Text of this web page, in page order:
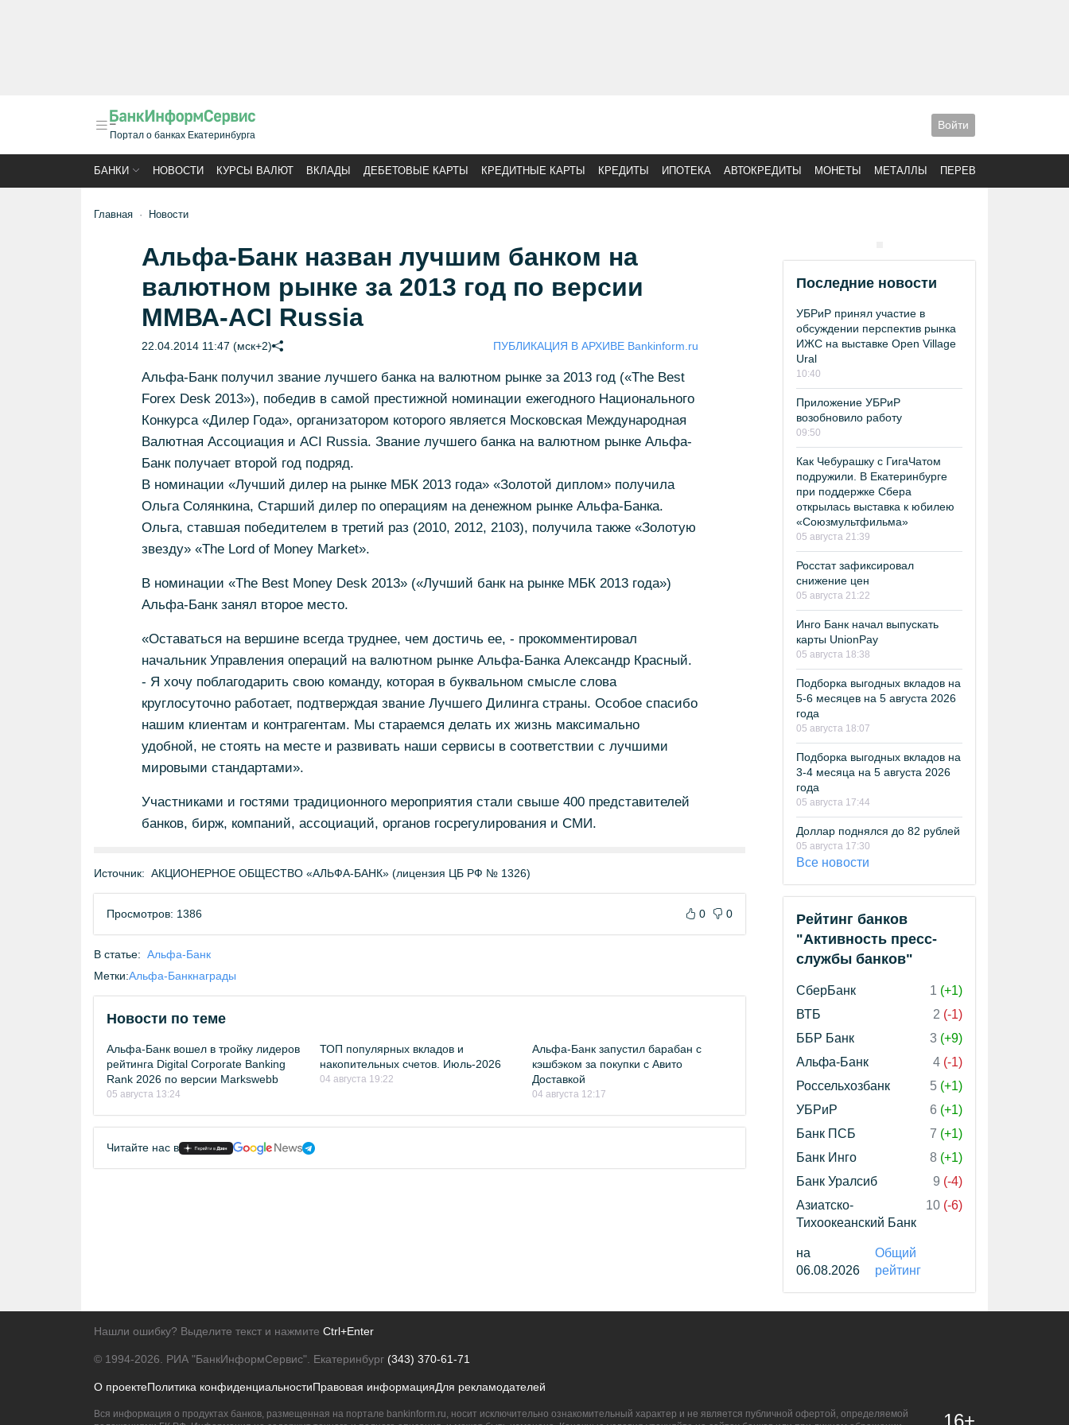
Портал о банках Екатеринбурга
Войти
БАНКИ НОВОСТИ КУРСЫ ВАЛЮТ ВКЛАДЫ ДЕБЕТОВЫЕ КАРТЫ КРЕДИТНЫЕ КАРТЫ КРЕДИТЫ ИПОТЕКА АВТОКРЕДИТЫ МОНЕТЫ МЕТАЛЛЫ ПЕРЕВОДЫ
Главная Новости
Альфа-Банк назван лучшим банком на
валютном рынке за 2013 год по версии
ММВА-ACI Russia
22.04.2014 11:47 (мск+2) ПУБЛИКАЦИЯ В АРХИВЕ Bankinform.ru
Альфа-Банк получил звание лучшего банка на валютном рынке за 2013 год («The Best
Forex Desk 2013»), победив в самой престижной номинации ежегодного Национального
Конкурса «Дилер Года», организатором которого является Московская Международная
Валютная Ассоциация и ACI Russia. Звание лучшего банка на валютном рынке Альфа-
Банк получает второй год подряд.
В номинации «Лучший дилер на рынке МБК 2013 года» «Золотой диплом» получила
Ольга Солянкина, Старший дилер по операциям на денежном рынке Альфа-Банка.
Ольга, ставшая победителем в третий раз (2010, 2012, 2103), получила также «Золотую
звезду» «The Lord of Money Market».
В номинации «The Best Money Desk 2013» («Лучший банк на рынке МБК 2013 года»)
Альфа-Банк занял второе место.
«Оставаться на вершине всегда труднее, чем достичь ее, - прокомментировал
начальник Управления операций на валютном рынке Альфа-Банка Александр Красный.
- Я хочу поблагодарить свою команду, которая в буквальном смысле слова
круглосуточно работает, подтверждая звание Лучшего Дилинга страны. Особое спасибо
нашим клиентам и контрагентам. Мы стараемся делать их жизнь максимально
удобной, не стоять на месте и развивать наши сервисы в соответствии с лучшими
мировыми стандартами».
Участниками и гостями традиционного мероприятия стали свыше 400 представителей
банков, бирж, компаний, ассоциаций, органов госрегулирования и СМИ.
Источник: АКЦИОНЕРНОЕ ОБЩЕСТВО «АЛЬФА-БАНК» (лицензия ЦБ РФ № 1326)
Просмотров: 1386 0 0
В статье: Альфа-Банк
Метки:Альфа-Банкнаграды
Новости по теме
Альфа-Банк вошел в тройку лидеров
рейтинга Digital Corporate Banking
Rank 2026 по версии Markswebb
05 августа 13:24
ТОП популярных вкладов и
накопительных счетов. Июль-2026
04 августа 19:22
Альфа-Банк запустил барабан с
кэшбэком за покупки с Авито
Доставкой
04 августа 12:17
Читайте нас в
Последние новости
УБРиР принял участие в
обсуждении перспектив рынка
ИЖС на выставке Open Village
Ural
10:40
Приложение УБРиР
возобновило работу
09:50
Как Чебурашку с ГигаЧатом
подружили. В Екатеринбурге
при поддержке Сбера
открылась выставка к юбилею
«Союзмультфильма»
05 августа 21:39
Росстат зафиксировал
снижение цен
05 августа 21:22
Инго Банк начал выпускать
карты UnionPay
05 августа 18:38
Подборка выгодных вкладов на
5-6 месяцев на 5 августа 2026
года
05 августа 18:07
Подборка выгодных вкладов на
3-4 месяца на 5 августа 2026
года
05 августа 17:44
Доллар поднялся до 82 рублей
05 августа 17:30
Все новости
Рейтинг банков
"Активность пресс-
службы банков"
СберБанк 1 (+1)
ВТБ
2 (-1)
ББР Банк
3 (+9)
Альфа-Банк
4 (-1)
Россельхозбанк
5 (+1)
УБРиР
6 (+1)
Банк ПСБ
7 (+1)
Банк Инго
8 (+1)
Банк Уралсиб
9 (-4)
Азиатско-
Тихоокеанский Банк
10 (-6)
на
06.08.2026
Общий
рейтинг
Нашли ошибку? Выделите текст и нажмите Ctrl+Enter
© 1994-2026. РИА "БанкИнформСервис". Екатеринбург (343) 370-61-71
О проектеПолитика конфиденциальностиПравовая информацияДля рекламодателей
Вся информация о продуктах банков, размещенная на портале bankinform.ru, носит исключительно ознакомительный характер и не является публичной офертой, определяемой
16+